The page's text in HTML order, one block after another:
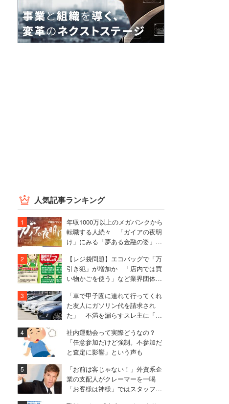
人気記事ランキング
年収1000万以上のメガバンクから
転職する人続々 「ガイアの夜明
け」にみる「夢ある金融の姿」と
【レジ袋問題】エコバッグで「万
引き犯」が増加か 「店内では買
い物かごを使う」など業界団体が
「車で甲子園に連れて行ってくれ
た友人にガソリン代を請求され
た」 不満を漏らすスレ主に「言
社内運動会って実際どうなの？
「任意参加だけど強制。不参加だ
と査定に影響」という声も
「お前は客じゃない！」外資系企
業の支配人がクレーマーを一喝
「お客様は神様」ではスタッフを